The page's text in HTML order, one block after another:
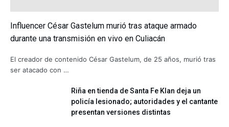
Influencer César Gastelum murió tras ataque armado
durante una transmisión en vivo en Culiacán
El creador de contenido César Gastelum, de 25 años, murió tras
ser atacado con …
Riña en tienda de Santa Fe Klan deja un
policía lesionado; autoridades y el cantante
presentan versiones distintas